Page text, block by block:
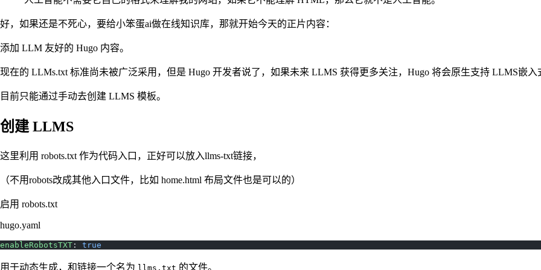
好，如果还是不死心，要给小笨蛋ai做在线知识库，那就开始今天的正片内容：
添加 LLM 友好的 Hugo 内容。
现在的 LLMs.txt 标准尚未被广泛采用，但是 Hugo 开发者说了，如果未来 LLMS 获得更多关注，Hugo 将会原生支持 LLMS嵌入
目前只能通过手动去创建 LLMS 模板。
创建 LLMS
这里利用 robots.txt 作为代码入口，正好可以放入llms-txt链接，
（不用robots改成其他入口文件，比如 home.html 布局文件也是可以的）
启用 robots.txt
hugo.yaml
enableRobotsTXT : true
用于动态生成，和链接一个名为 llms.txt 的文件。